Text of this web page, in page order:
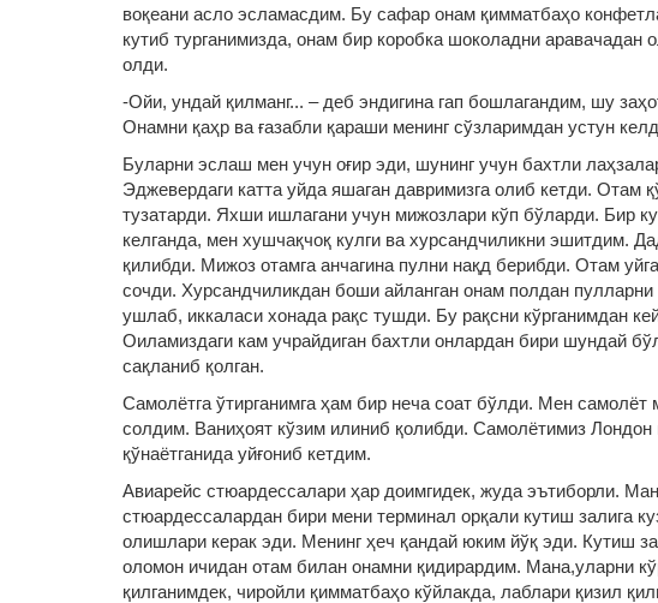
воқеани асло эсламасдим. Бу сафар онам қимматбаҳо
кутиб турганимизда, онам бир коробка шоколадни аравачадан
олди.
-Ойи, ундай қилманг... – деб эндигина гап бошлагандим, шу
Онамни қаҳр ва ғазабли қараши менинг сўзларимдан устун
Буларни эслаш мен учун оғир эди, шунинг учун бахтли
Эджевердаги катта уйда яшаган давримизга олиб кетди. Отам
тузатарди. Яхши ишлагани учун мижозлари кўп бўларди. Бир
келганда, мен хушчақчоқ кулги ва хурсандчиликни эшитдим.
қилибди. Мижоз отамга анчагина пулни нақд берибди. Отам
сочди. Хурсандчиликдан боши айланган онам полдан
ушлаб, иккаласи хонада рақс тушди. Бу рақсни кўрганимдан
Оиламиздаги кам учрайдиган бахтли онлардан бири шундай
сақланиб қолган.
Самолётга ўтирганимга ҳам бир неча соат бўлди. Мен самолёт
солдим. Ваниҳоят кўзим илиниб қолибди. Самолётимиз Лондон
қўнаётганида уйғониб кетдим.
Авиарейс стюардессалари ҳар доимгидек, жуда эътиборли.
стюардессалардан бири мени терминал орқали кутиш залига
олишлари керак эди. Менинг ҳеч қандай юким йўқ эди. Кутиш
оломон ичидан отам билан онамни қидирардим. Мана,уларни
қилганимдек, чиройли қимматбаҳо кўйлакда, лаблари қизил